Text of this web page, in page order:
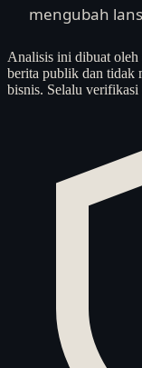
mengubah
Analisis ini dibuat oleh
berita publik dan tidak
bisnis. Selalu verifikasi